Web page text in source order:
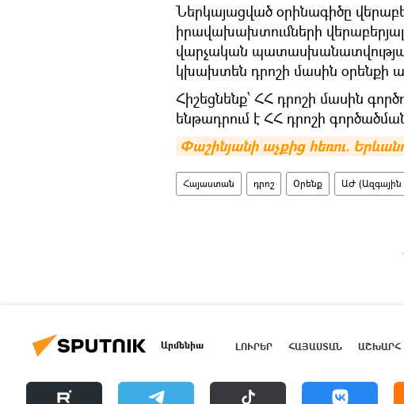
Ներկայացված օրինագիծը
իրավախախտումների
վարչական
կխախտեն դրոշի մասին օրենքի
Հիշեցնենք՝ ՀՀ դրոշի մասին
ենթադրում է ՀՀ դրոշի
Փաշինյանի աչքից հեռու.
Հայաստան դրոշ Օրենք ԱԺ (Ազգային
Արմենիա ԼՈՒՐԵՐ ՀԱՅԱՍՏԱՆ ԱՇԽԱՐՀ